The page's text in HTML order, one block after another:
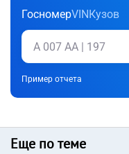
ГосномерVIN Кузов
Пример отчета
Еще по теме